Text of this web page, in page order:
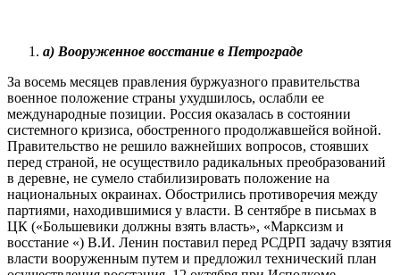
а) Вооруженное восстание в Петрограде
За восемь месяцев правления буржуазного правительства
военное положение страны ухудшилось, ослабли ее
международные позиции. Россия оказалась в состоянии
системного кризиса, обостренного продолжавшейся войной.
Правительство не решило важнейших вопросов, стоявших
перед страной, не осуществило радикальных преобразований
в деревне, не сумело стабилизировать положение на
национальных окраинах. Обострились противоречия между
партиями, находившимися у власти. В сентябре в письмах в
ЦК («Большевики должны взять власть», «Марксизм и
восстание «) В.И. Ленин поставил перед РСДРП задачу взятия
власти вооруженным путем и предложил технический план